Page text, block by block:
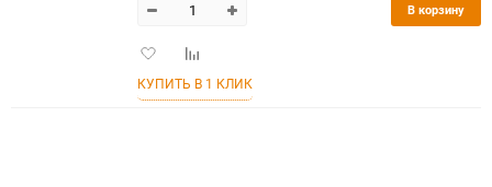
Добавить
избранное
Добавить
сравнению
В корзину
КУПИТЬ В 1 КЛИК